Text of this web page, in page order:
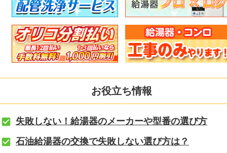
お役立ち情報
失敗しない！給湯器のメーカーや型番の選び方
石油給湯器の交換で失敗しない選び方は？